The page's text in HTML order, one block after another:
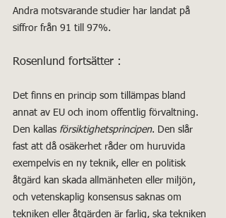
Andra motsvarande studier har landat på
siffror från 91 till 97%.
Rosenlund fortsätter :
Det finns en princip som tillämpas bland
annat av EU och inom offentlig förvaltning.
Den kallas försiktighetsprincipen. Den slår
fast att då osäkerhet råder om huruvida
exempelvis en ny teknik, eller en politisk
åtgärd kan skada allmänheten eller miljön,
och vetenskaplig konsensus saknas om
tekniken eller åtgärden är farlig, ska tekniken